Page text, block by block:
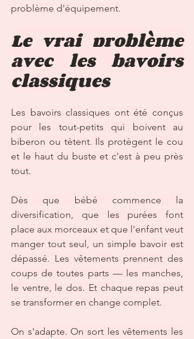
problème d'équipement.
Le vrai problème
avec les bavoirs
classiques
Les bavoirs classiques ont été conçus
pour les tout-petits qui boivent au
biberon ou tètent. Ils protègent le cou
et le haut du buste et c'est à peu près
tout.
Dès que bébé commence la
diversification, que les purées font
place aux morceaux et que l'enfant veut
manger tout seul, un simple bavoir est
dépassé. Les vêtements prennent des
coups de toutes parts — les manches,
le ventre, le dos. Et chaque repas peut
se transformer en change complet.
On s'adapte. On sort les vêtements les